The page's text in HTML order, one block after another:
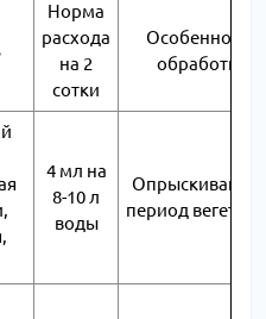
Норма
расхода
на 2
сотки
Особенности
обработки
4 мл на
8-10 л
воды
Опрыскивание
период